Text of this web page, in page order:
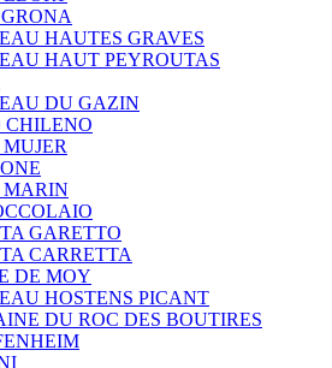
HAUTES GRAVES
HAUT PEYROUTAS
DU GAZIN
CHILENO
MARIN
GARETTO
CARRETTA
DE MOY
HOSTENS PICANT
DU ROC DES BOUTIRES